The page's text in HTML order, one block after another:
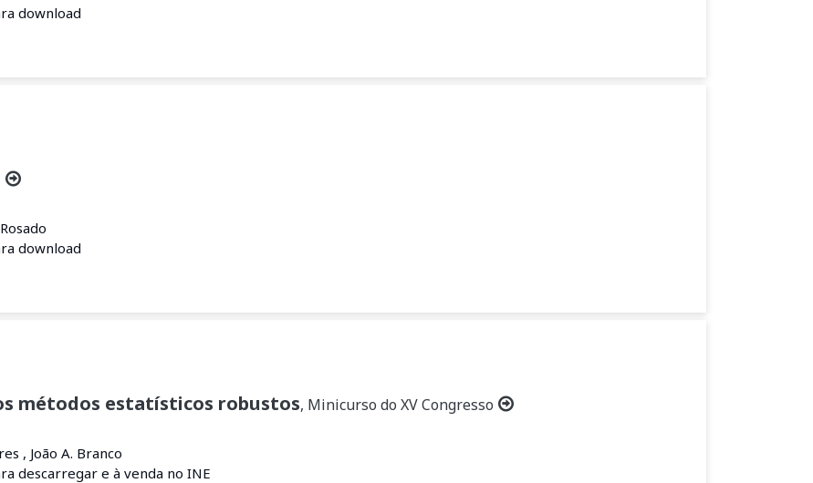
download
download
métodos estatísticos robustos, Minicurso do XV Congresso
, João A. Branco
descarregar e à venda no INE